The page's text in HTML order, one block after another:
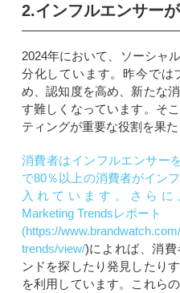
2.インフルエンサー
2024年において、ソーシャ
分化しています。昨今では
め、認知度を高め、新たな
す難しくなっています。そ
ティングが重要な役割を果た
消費者はインフルエンサー
で80％以上の消費者がイン
入れています。
さらに
Marketing Trendsレポート
(https://
trends/view/)によれば、消
ンドを探したり発見したり
を利用しています。これら